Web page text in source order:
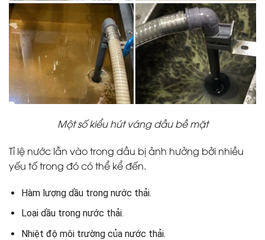
Một số kiểu hút váng dầu bề mặt
Tỉ lệ nước lẫn vào trong dầu bị ảnh hưởng bởi nhiều
yếu tố trong đó có thể kể đến.
Hàm lượng dầu trong nước thải.
Loại dầu trong nước thải.
Nhiệt độ môi trường của nước thải.